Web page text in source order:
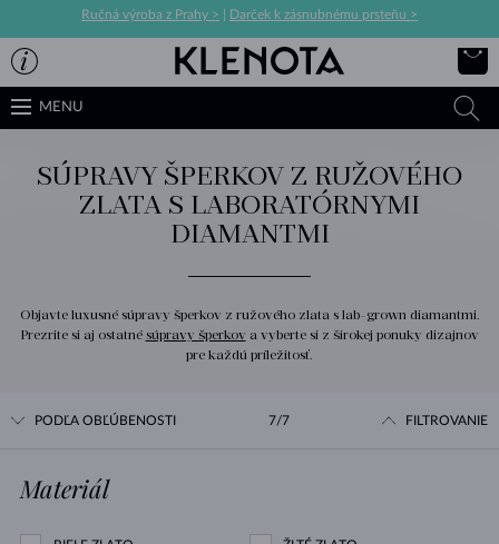
Ručná výroba z Prahy > Darček k zásnubnému prsteňu >
MENU
SÚPRAVY ŠPERKOV Z RUŽOVÉHO
ZLATA S LABORATÓRNYMI
DIAMANTMI
Objavte luxusné súpravy šperkov z ružového zlata s lab-grown diamantmi.
Prezrite si aj ostatné súpravy šperkov a vyberte si z širokej ponuky dizajnov
pre každú príležitosť.
PODĽA OBĽÚBENOSTI 7/7 FILTROVANIE
Materiál